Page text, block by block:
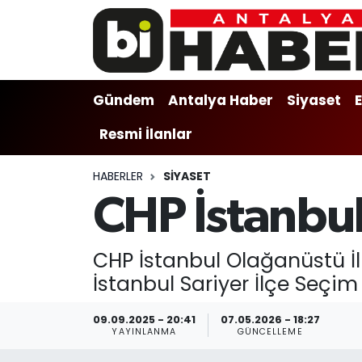
Gündem Antalya Haber Siyaset
Resmi İlanlar
HABERLER SIYASET
CHP
CHP İstanbul Olağanüstü
İstanbul Sariyer İlçe
09.09.2025 - 20:41
YAYINLANMA
07.05.2026 - 18:27
GÜNCELLEME
Gündem
Antalya Haber
Siyaset
Ekonomi
Gündem
Antalya Haber
Siyaset
Ekonomi
Kültür-sanat
Muratpaşa Nöbetçi Eczaneler
Muratpaşa Hava Durumu
Muratpaşa Trafik Yoğunluk Haritası
Süper Lig Puan Durumu ve Fikstür
Tüm Manşetler
Son Dakika Haberleri